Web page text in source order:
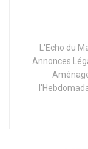
L'Echo du
Annonces